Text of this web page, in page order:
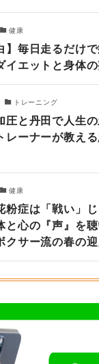
健康
】毎日走るだけ
イエットと身体
トレーニング
圧と丹田で人生
レーナーが教え
健康
粉症は「戦い」
と心の『声』を
クサー流の春の